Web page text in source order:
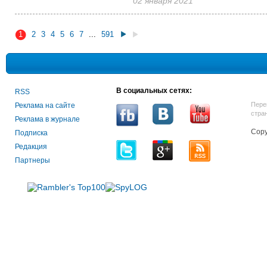
1 2 3 4 5 6 7 ... 591
RSS
Реклама на сайте
Реклама в журнале
Подписка
Редакция
Партнеры
В социальных сетях: